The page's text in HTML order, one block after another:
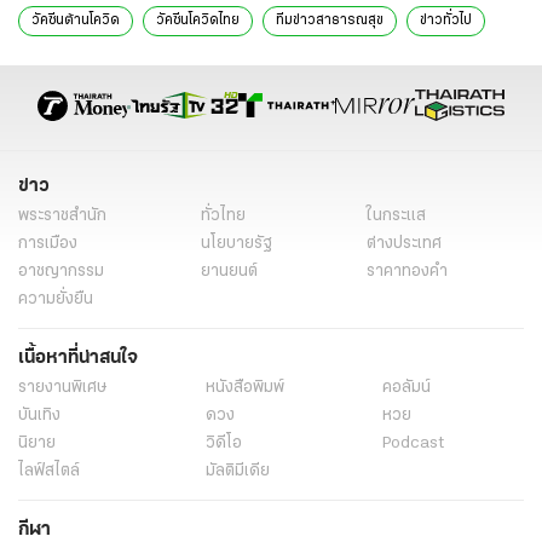
วัคซีนต้านโควิด วัคซีนโควิดไทย ทีมข่าวสาธารณสุข ข่าวทั่วไป
ข่าว
พระราชสำนัก ทั่วไทย
ในกระแส
การเมือง
นโยบายรัฐ
ต่างประเทศ
อาชญากรรม
ยานยนต์
ราคาทองคำ
ความยั่งยืน
เนื้อหาที่น่าสนใจ
รายงานพิเศษ หนังสือพิมพ์
คอลัมน์
บันเทิง
ดวง
หวย
นิยาย
วิดีโอ
Podcast
ไลฟ์สไตล์
มัลติมีเดีย
กีฬา